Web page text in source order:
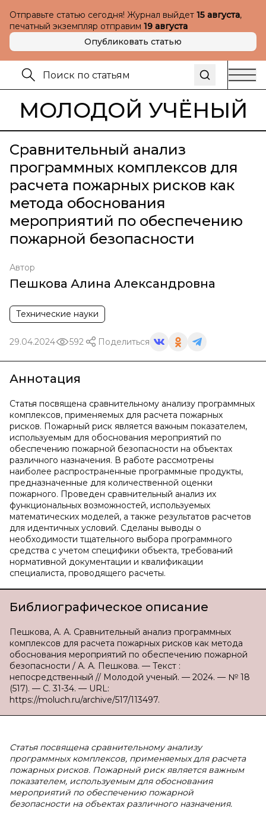
Отправьте статью сегодня! Журнал выйдет 15 августа,
печатный экземпляр отправим 19 августа
Опубликовать статью
МОЛОДОЙ УЧЁНЫЙ
Сравнительный анализ
программных комплексов для
расчета пожарных рисков как
метода обоснования
мероприятий по обеспечению
пожарной безопасности
Автор
Пешкова Алина Александровна
Технические науки
29.04.2024 592 Поделиться
Аннотация
Статья посвящена сравнительному анализу программных
комплексов, применяемых для расчета пожарных
рисков. Пожарный риск является важным показателем,
используемым для обоснования мероприятий по
обеспечению пожарной безопасности на объектах
различного назначения. В работе рассмотрены
наиболее распространенные программные продукты,
предназначенные для количественной оценки
пожарного. Проведен сравнительный анализ их
функциональных возможностей, используемых
математических моделей, а также результатов расчетов
для идентичных условий. Сделаны выводы о
необходимости тщательного выбора программного
средства с учетом специфики объекта, требований
нормативной документации и квалификации
специалиста, проводящего расчеты.
Библиографическое описание
Пешкова, А. А. Сравнительный анализ программных
комплексов для расчета пожарных рисков как метода
обоснования мероприятий по обеспечению пожарной
безопасности / А. А. Пешкова. — Текст :
непосредственный // Молодой ученый. — 2024. — № 18
(517). — С. 31-34. — URL:
https://moluch.ru/archive/517/113497.
Статья посвящена сравнительному анализу
программных комплексов, применяемых для расчета
пожарных рисков. Пожарный риск является важным
показателем, используемым для обоснования
мероприятий по обеспечению пожарной
безопасности на объектах различного назначения.